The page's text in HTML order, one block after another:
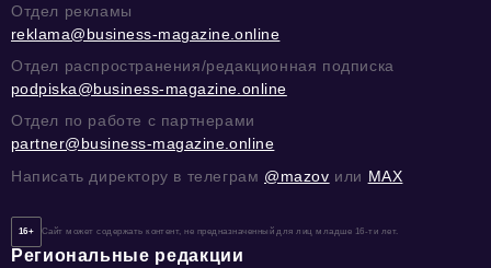
Отдел рекламы
reklama@business-magazine.online
Отдел распространения/редакционная подписка
podpiska@business-magazine.online
Отдел по работе с партнерами
partner@business-magazine.online
Написать директору в телеграм @mazov или MAX
16+ Сайт может содержать контент, не предназначенный для лиц младше 16-ти лет.
Региональные редакции